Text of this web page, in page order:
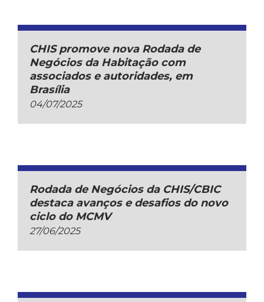
CHIS promove nova Rodada de
Negócios da Habitação com
associados e autoridades, em
Brasília
04/07/2025
Rodada de Negócios da CHIS/CBIC
destaca avanços e desafios do novo
ciclo do MCMV
27/06/2025